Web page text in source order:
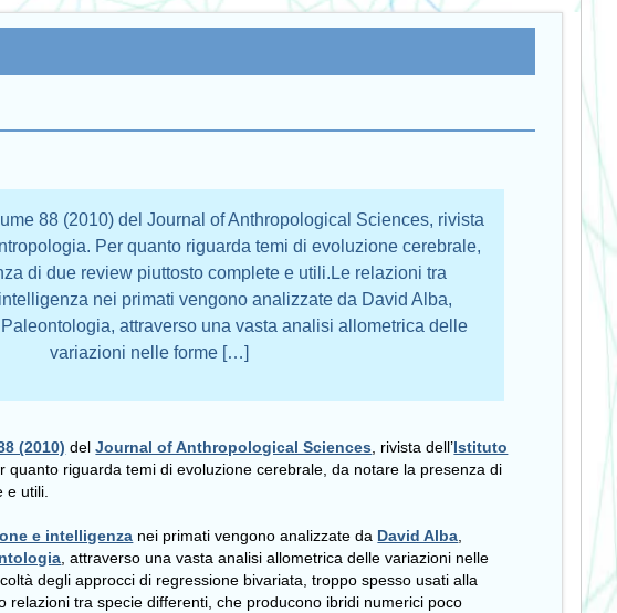
88 (2010) del Journal of Anthropological Sciences, rivista
Per quanto riguarda temi di evoluzione cerebrale,
di due review piuttosto complete e utili.Le relazioni tra
nei primati vengono analizzate da David Alba,
attraverso una vasta analisi allometrica delle
variazioni nelle forme […]
(2010) delJournal of Anthropological Sciences , rivista dell’Istituto
quanto riguarda temi di evoluzione cerebrale, da notare la presenza di
e utili.
e intelligenza nei primati vengono analizzate da David Alba
, attraverso una vasta analisi allometrica delle variazioni nelle
degli approcci di regressione bivariata, troppo spesso usati alla
relazioni tra specie differenti, che producono ibridi numerici poco